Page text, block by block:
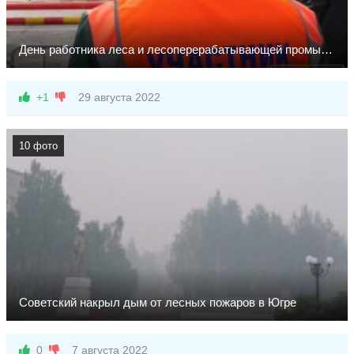
День работника леса и лесоперерабатывающей промышленности
+1 29 августа 2022
10 фото
Советский накрыл дым от лесных пожаров в Югре
В Советском такая сейчас обстановка
0 7 августа 2022